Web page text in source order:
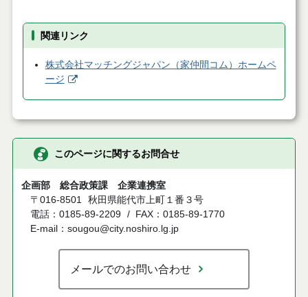
関連リンク
株式会社マッチングジャパン（家仲間コム）ホームペ
ージ
このページに関するお問合せ
企画部 総合政策課 企業連携室
〒016-8501
秋田県能代市上町１番３号
電話：0185-89-2209
FAX：0185-89-1770
E-mail：sougou@city.noshiro.lg.jp
メールでのお問い合わせ